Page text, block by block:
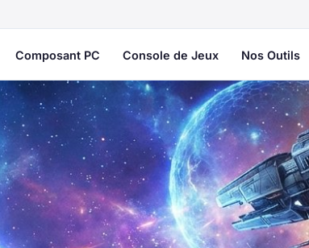
Composant PC Console de Jeux Nos Outils